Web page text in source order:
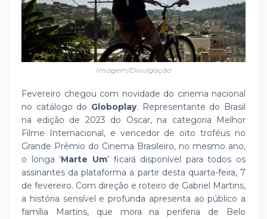
Imagem/Divulgação
Fevereiro chegou com novidade do cinema nacional
no catálogo do Globoplay. Representante do Brasil
na edição de 2023 do Oscar, na categoria Melhor
Filme Internacional, e vencedor de oito troféus no
Grande Prêmio do Cinema Brasileiro, no mesmo ano,
o longa 'Marte Um' ficará disponível para todos os
assinantes da plataforma a partir desta quarta-feira, 7
de fevereiro. Com direção e roteiro de Gabriel Martins,
a história sensível e profunda apresenta ao público a
família Martins, que mora na periferia de Belo